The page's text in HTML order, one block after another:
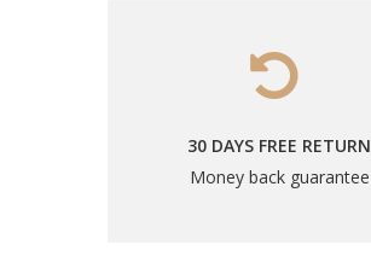
30 DAYS FREE RETURN
Money back guarantee